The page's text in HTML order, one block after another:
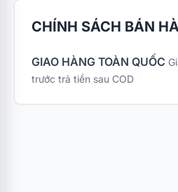
CHÍNH SÁCH BÁN
GIAO HÀNG TOÀN QUỐC
trước trả tiền sau COD